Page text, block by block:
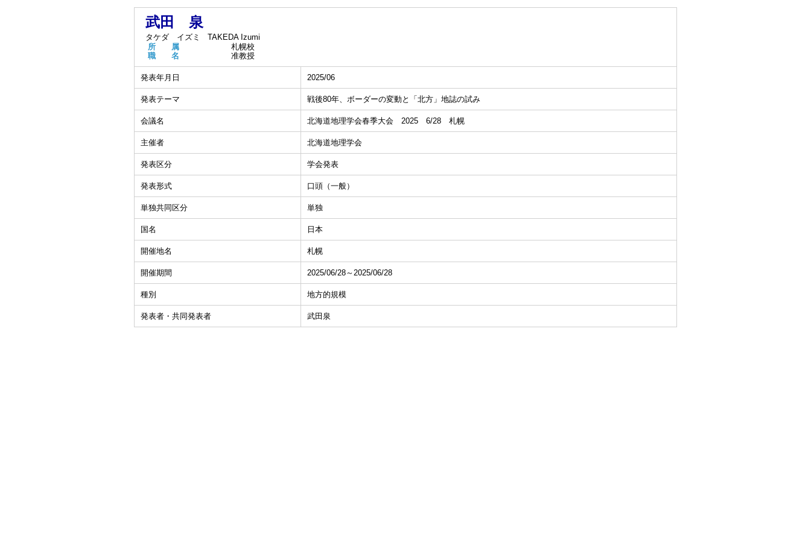
武田 泉
タケダ イズミ
TAKEDA Izumi
所 属
札幌校
職 名
准教授
発表年月日 2025/06
発表テーマ 戦後80年、ボーダーの変動と「北方」地誌の試み
会議名 北海道地理学会春季大会 2025 6/28 札幌
主催者 北海道地理学会
発表区分 学会発表
発表形式 口頭（一般）
単独共同区分 単独
国名 日本
開催地名 札幌
開催期間 2025/06/28～2025/06/28
種別 地方的規模
発表者・共同発表者 武田泉